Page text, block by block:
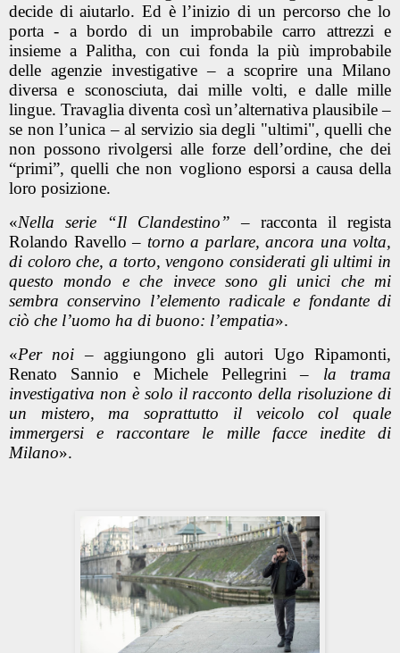
decide di aiutarlo. Ed è l’inizio di un percorso che lo
porta - a bordo di un improbabile carro attrezzi e
insieme a Palitha, con cui fonda la più improbabile
delle agenzie investigative – a scoprire una Milano
diversa e sconosciuta, dai mille volti, e dalle mille
lingue. Travaglia diventa così un’alternativa plausibile –
se non l’unica – al servizio sia degli "ultimi", quelli che
non possono rivolgersi alle forze dell’ordine, che dei
“primi”, quelli che non vogliono esporsi a causa della
loro posizione.
«Nella serie “Il Clandestino” – racconta il regista
Rolando Ravello – torno a parlare, ancora una volta,
di coloro che, a torto, vengono considerati gli ultimi in
questo mondo e che invece sono gli unici che mi
sembra conservino l’elemento radicale e fondante di
ciò che l’uomo ha di buono: l’empatia».
«Per noi – aggiungono gli autori Ugo Ripamonti,
Renato Sannio e Michele Pellegrini – la trama
investigativa non è solo il racconto della risoluzione di
un mistero, ma soprattutto il veicolo col quale
immergersi e raccontare le mille facce inedite di
Milano».